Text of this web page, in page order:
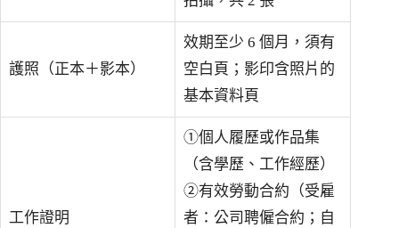
護照（正本＋影本）
效期至少 6 個月，須有
空白頁；影印含照片的
基本資料頁
工作證明
①個人履歷或作品集
（含學歷、工作經歷）
②有效勞動合約（受雇
者：公司聘僱合約；自